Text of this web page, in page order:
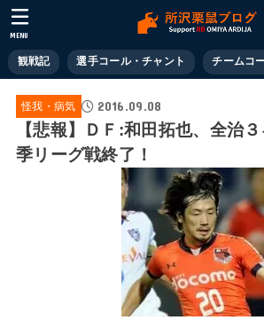
観戦記 選手コール・チャント チームコ
MENU
怪我・病気 2016.09.08
【悲報】ＤＦ:和田拓也、全治
季リーグ戦終了！